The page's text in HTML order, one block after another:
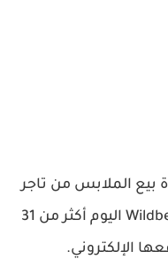
بيع الملابس من تاجر
التجزئة الألماني أوتو. وتبيع Wildberries اليوم أكثر من 31
الإلكتروني.